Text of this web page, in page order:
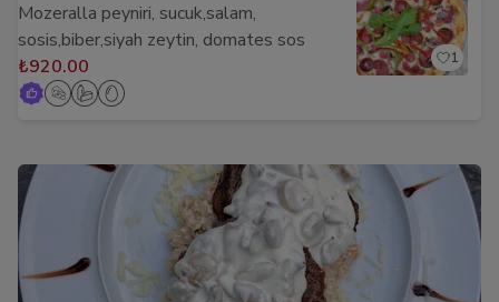
Mozeralla peyniri, sucuk,salam,
sosis,biber,siyah zeytin, domates sos
₺920.00
1